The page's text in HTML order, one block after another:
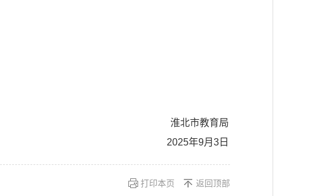
淮北市教育局
2025年9月3日
打印本页 返回顶部